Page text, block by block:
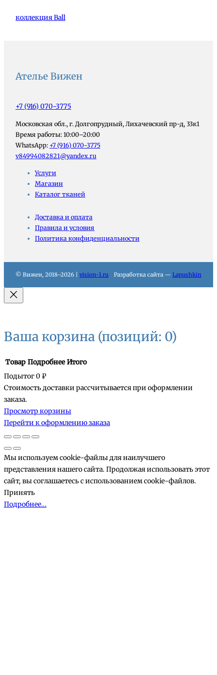
коллекция Ball
Ателье Вижен
+7 (916) 070-3775
Московская обл., г. Долгопрудный, Лихачевский пр-д, 33к1
Время работы: 10:00–20:00
WhatsApp: +7 (916) 070-3775
v84994082821@yandex.ru
Услуги
Магазин
Каталог тканей
Доставка и оплата
Правила и условия
Политика конфиденциальности
© Вижен, 2018–2026 | vision-1.ru Разработка сайта — Lapushkin
Ваша корзина (позиций: 0)
Товары
в
корзине
Товар Подробнее Итого
Подытог0 ₽
Стоимость доставки рассчитывается при оформлении
заказа.
Просмотр корзины
Перейти к оформлению заказа
Мы используем cookie-файлы для наилучшего
представления нашего сайта. Продолжая использовать этот
сайт, вы соглашаетесь с использованием cookie-файлов.
Принять
Подробнее…